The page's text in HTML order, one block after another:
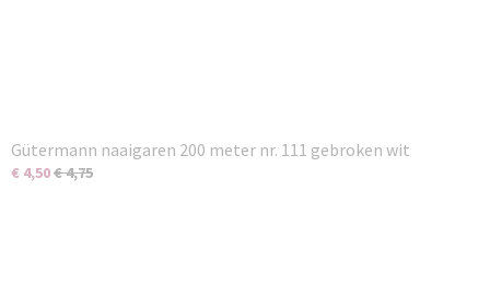
Gütermann naaigaren 200 meter nr. 111 gebroken wit
€ 4,50€ 4,75